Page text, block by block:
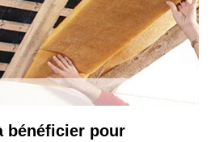
bénéficier pour